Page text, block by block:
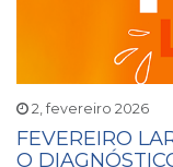
2, fevereiro 2026
FEVEREIRO
O